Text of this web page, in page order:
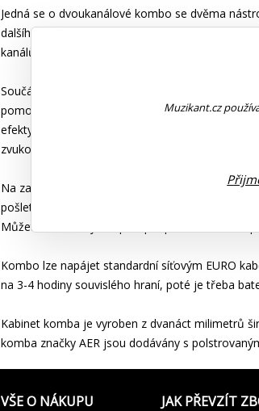
Jedná se o dvoukanálové kombo se dvěma
dalšího akustického nástroje. Citlivost
kanálů je vybaven vlastními ovladači EQ; první
Součástí komba je vestavěný digitální efektový
pomocí efektové smyčky připojit i externí
efekty, popřípadě můžete jejich zvuky
zvukový rozměr.
Na zadním panelu nabízí kombo vstup/výstup
pošlete signál z komba přímo do mixpultu nebo
Můžete tak své vystoupení podpořit hudebními
Kombo lze napájet standardní síťovým EURO
na 3-4 hodiny souvislého hraní, poté je třeba
Kabinet komba je vyroben z dvanáct milimetrů
komba značky AER jsou dodávány s
VŠE O NÁKUPU JAK PŘEVZÍT
Muzikant.cz